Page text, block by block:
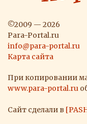
©2009 — 2026
Para-Portal.ru
info@para-portal.ru
Карта сайта
При копировании
www.para-portal.ru
Сайт сделали в